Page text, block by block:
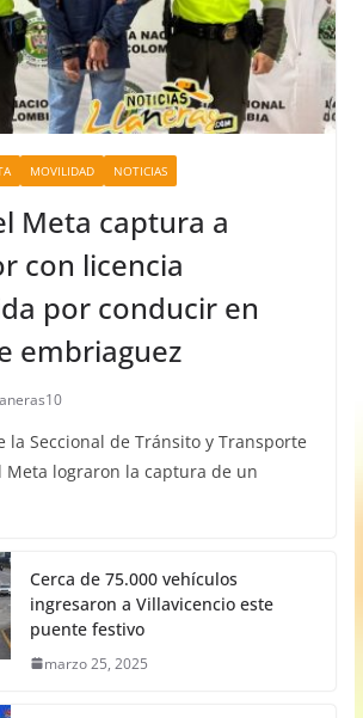
MOVILIDAD NOTICIAS
Meta captura a
con licencia
por conducir en
embriaguez
la Seccional de Tránsito y Transporte
Meta lograron la captura de un
Cerca de 75.000 vehículos
ingresaron a Villavicencio este
puente festivo
marzo 25, 2025